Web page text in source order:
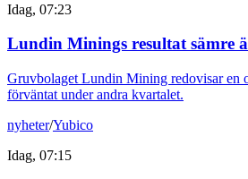
Idag, 07:23
Lundin Minings resultat sämre
Gruvbolaget Lundin Mining redovisar en
förväntat under andra kvartalet.
nyheter/Yubico
Idag, 07:15